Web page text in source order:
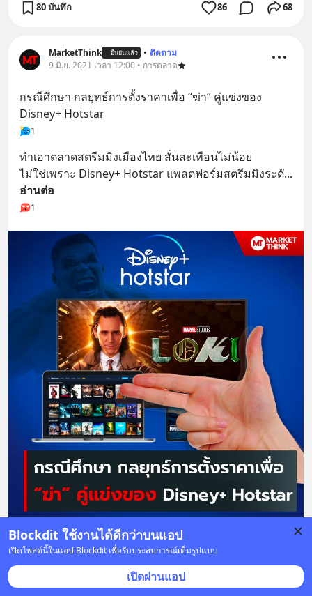
Blockdit ใช้งานได้ดีกว่าบนแอป
เปิดโพสต์นี้ในแอป Blockdit เพื่อรับประสบการณ์เต็มรูปแบบ
เปิดผ่านแอป
80 บันทึก 86 68
MarketThink ยืนยันแล้ว • ติดตาม
9 มิ.ย. 2021 เวลา 12:00 • การตลาด
กรณีศึกษา กลยุทธ์การตั้งราคาเพื่อ “ฆ่า” คู่แข่งของ​
Disney+ Hotstar
1
ทำเอาตลาดสตรีมมิงเมืองไทย สั่นสะเทือนไม่น้อย
ไม่ใช่เพราะ​ Disney+ Hotstar แพลตฟอร์มสตรีมมิงระดั
อ่านต่อ
1
129 บันทึก 150